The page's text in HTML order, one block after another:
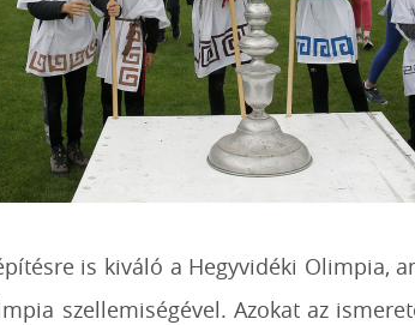
is kiváló a Hegyvidéki Olimpia,
szellemiségével. Azokat az